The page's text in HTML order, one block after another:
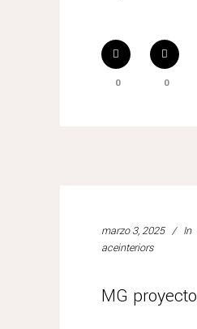
0 0
marzo 3, 2025 In
aceinteriors
MG proyecto